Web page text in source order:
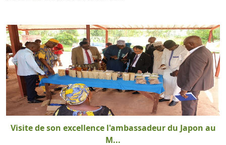
Visite de son excellence l'ambassadeur du Japon au
M...